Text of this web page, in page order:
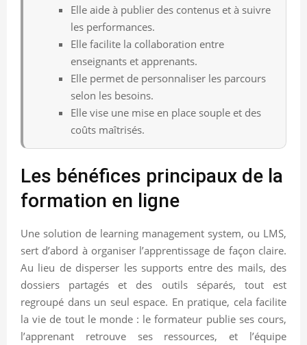
Elle aide à publier des contenus et à suivre
les performances.
Elle facilite la collaboration entre
enseignants et apprenants.
Elle permet de personnaliser les parcours
selon les besoins.
Elle vise une mise en place souple et des
coûts maîtrisés.
Les bénéfices principaux de la
formation en ligne
Une solution de learning management system, ou LMS,
sert d’abord à organiser l’apprentissage de façon claire.
Au lieu de disperser les supports entre des mails, des
dossiers partagés et des outils séparés, tout est
regroupé dans un seul espace. En pratique, cela facilite
la vie de tout le monde : le formateur publie ses cours,
l’apprenant retrouve ses ressources, et l’équipe